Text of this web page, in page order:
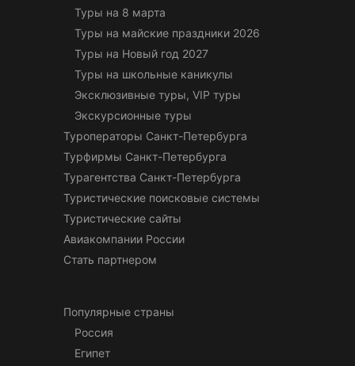
Туры на 8 марта
Туры на майские праздники 2026
Туры на Новый год 2027
Туры на школьные каникулы
Эксклюзивные туры, VIP туры
Экскурсионные туры
Туроператоры Санкт-Петербурга
Турфирмы Санкт-Петербурга
Турагентства Санкт-Петербурга
Туристические поисковые системы
Туристические сайты
Авиакомпании России
Стать партнером
Популярные страны
Россия
Египет